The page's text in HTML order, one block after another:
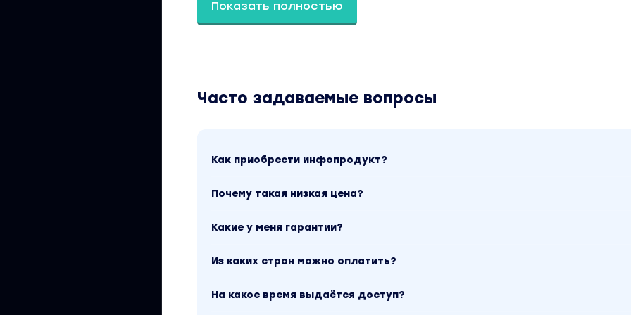
Рестораны.
Но пришёл кризис 2014 года и это заставило свернуть планы даже
нового года.
Не-а. Общепит оказался не стабильным местом работы.
Туризм
солнышке, а значит туризм будет процветать!
Показать полностью
Часто задаваемые вопросы
Как приобрести инфопродукт?
Почему такая низкая цена?
Какие у меня гарантии?
Из каких стран можно оплатить?
На какое время выдаётся доступ?